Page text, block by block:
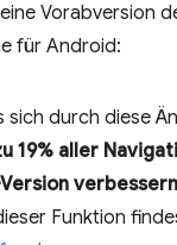
Vorabversion
für Android:
sich durch diese
19% aller
Funktion